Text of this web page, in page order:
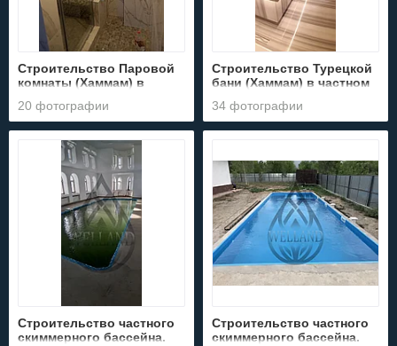
Строительство Паровой
комнаты (Хаммам) в
Алматы, ул. Бухар жырау
22.
20 фотографии
Строительство Турецкой
бани (Хаммам) в частном
коттеджный городок
Эдельвейс.
34 фотографии
Строительство частного
скиммерного бассейна.
Строительство частного
скиммерного бассейна.